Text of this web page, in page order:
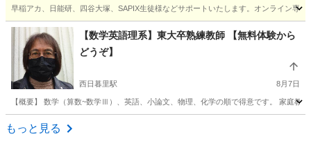
早稲アカ、日能研、四谷大塚、SAPIX生徒様などサポートいたします。オンライン専
東京 杉並区 家庭教師 SAPIX
【数学英語理系】東大卒熟練教師 【無料体験から
どうぞ】
西日暮里駅 8月7日
【概要】 数学（算数~数学Ⅲ）、英語、小論文、物理、化学の順で得意です。 家庭教
東京 豊島区
もっと見る